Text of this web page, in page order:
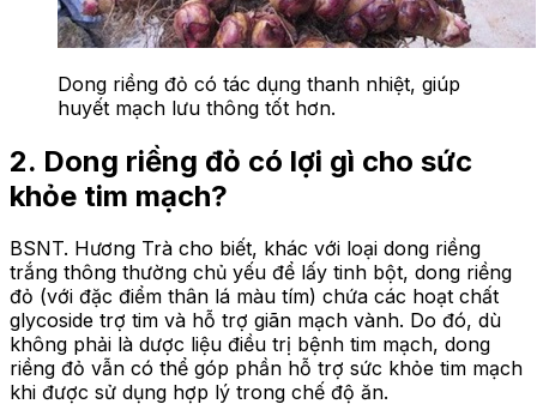
Dong riềng đỏ có tác dụng thanh nhiệt, giúp
huyết mạch lưu thông tốt hơn.
2. Dong riềng đỏ có lợi gì cho sức
khỏe tim mạch?
BSNT. Hương Trà cho biết, khác với loại dong riềng
trắng thông thường chủ yếu để lấy tinh bột, dong riềng
đỏ (với đặc điểm thân lá màu tím) chứa các hoạt chất
glycoside trợ tim và hỗ trợ giãn mạch vành. Do đó, dù
không phải là dược liệu điều trị bệnh tim mạch, dong
riềng đỏ vẫn có thể góp phần hỗ trợ sức khỏe tim mạch
khi được sử dụng hợp lý trong chế độ ăn.